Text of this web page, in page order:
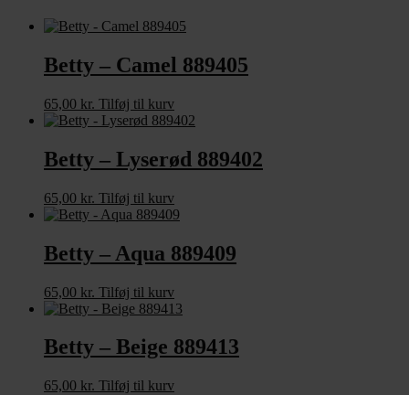
Betty – Camel 889405
65,00 kr. Tilføj til kurv
Betty – Lyserød 889402
65,00 kr. Tilføj til kurv
Betty – Aqua 889409
65,00 kr. Tilføj til kurv
Betty – Beige 889413
65,00 kr. Tilføj til kurv